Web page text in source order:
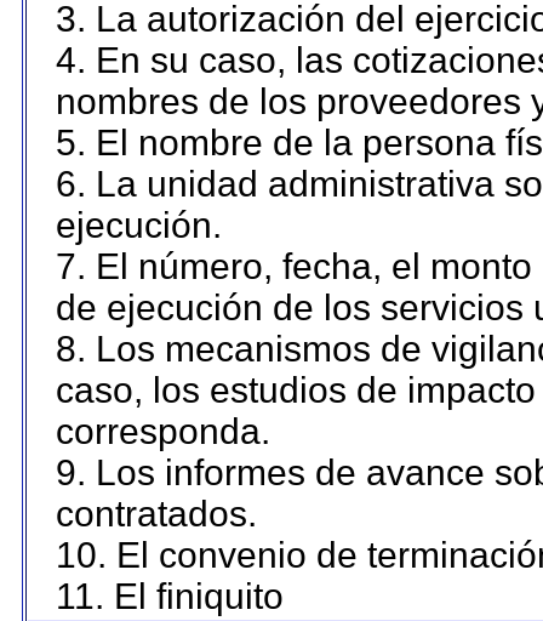
3. La autorización del
4. En su caso, las
nombres de los proveedores
5. El nombre de la persona
6. La unidad administrativa
ejecución.
7. El número, fecha, el
de ejecución de los servicios
8. Los mecanismos de
caso, los estudios de
corresponda.
9. Los informes de avance
contratados.
10. El convenio de
11. El finiquito